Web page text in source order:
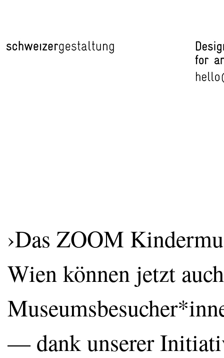
›Das ZOOM
Wien können jetzt
— dank unserer